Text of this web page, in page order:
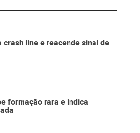
crash line e reacende sinal de
formação rara e indica